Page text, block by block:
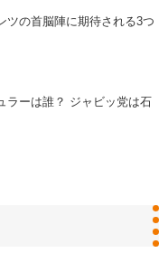
ツの首脳陣に期待される3つ
ラーは誰？ ジャビッ党は石